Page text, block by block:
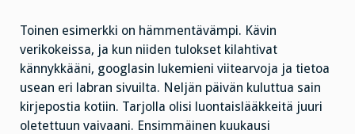
Toinen esimerkki on hämmentävämpi. Kävin
verikokeissa, ja kun niiden tulokset kilahtivat
kännykkääni, googlasin lukemieni viitearvoja ja tietoa
usean eri labran sivuilta. Neljän päivän kuluttua sain
kirjepostia kotiin. Tarjolla olisi luontaislääkkeitä juuri
oletettuun vaivaani. Ensimmäinen kuukausi